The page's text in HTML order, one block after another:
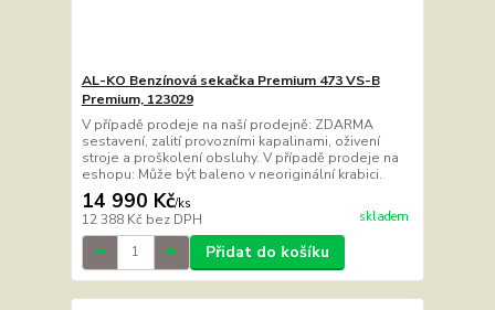
AL-KO Benzínová sekačka Premium 473 VS-B
Premium, 123029
V případě prodeje na naší prodejně: ZDARMA
sestavení, zalití provozními kapalinami, oživení
stroje a proškolení obsluhy. V případě prodeje na
eshopu: Může být baleno v neoriginální krabici.
14 990 Kč/ks
12 388 Kč bez DPH skladem
Přidat do košíku